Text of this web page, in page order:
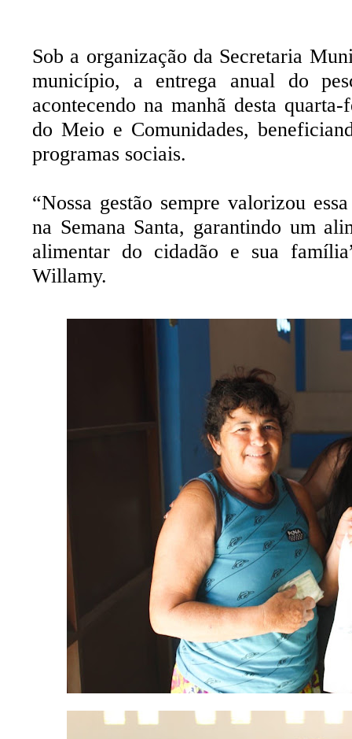
Sob a organização da Secretaria
município, a entrega anual do
acontecendo na manhã desta
do Meio e Comunidades,
programas sociais.
“Nossa gestão sempre valorizou
na Semana Santa, garantindo um
alimentar do cidadão e sua
Willamy.